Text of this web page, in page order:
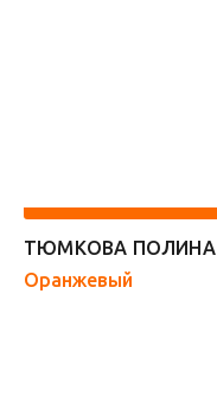
ТЮМКОВА ПОЛИНА
Оранжевый